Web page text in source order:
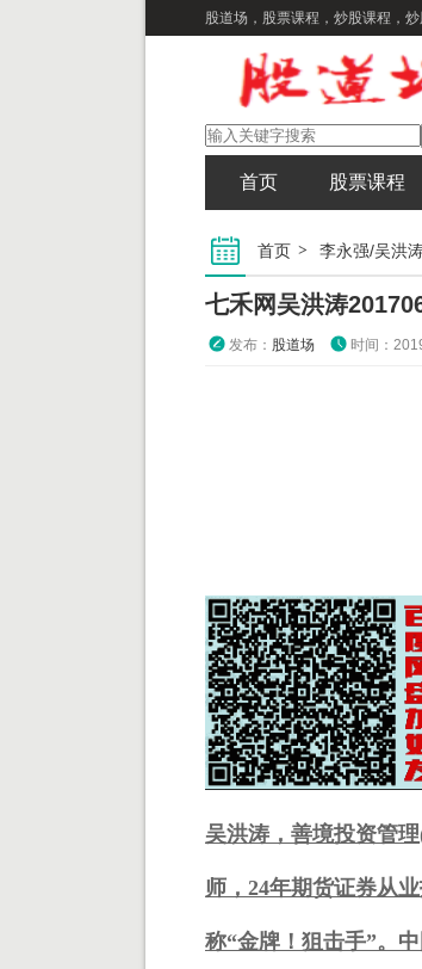
股道场，股票课程，炒股课程，
首页 股票课程
首页 李永强/吴洪
七禾网吴洪涛
发布： 股道场 时间：
吴洪涛，善境投资管
师，24年期货证券从
称“金牌！狙击手”。